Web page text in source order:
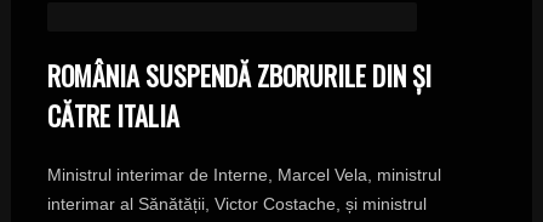
ROMÂNIA SUSPENDĂ ZBORURILE DIN ȘI
CĂTRE ITALIA
Ministrul interimar de Interne, Marcel Vela, ministrul
interimar al Sănătății, Victor Costache, și ministrul